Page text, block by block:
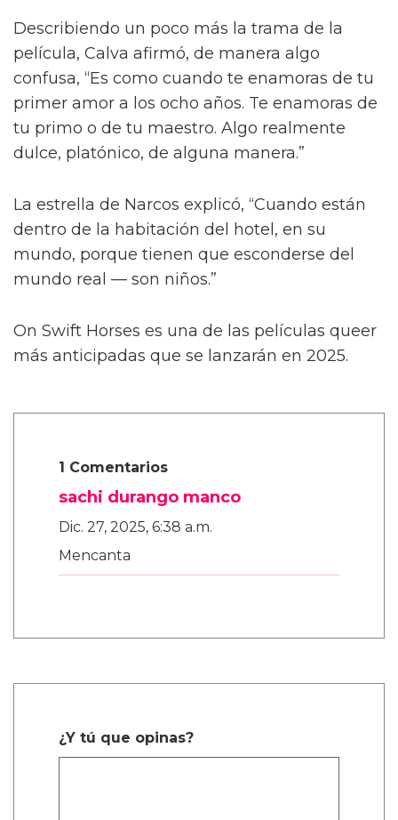
Describiendo un poco más la trama de la
película, Calva afirmó, de manera algo
confusa, “Es como cuando te enamoras de tu
primer amor a los ocho años. Te enamoras de
tu primo o de tu maestro. Algo realmente
dulce, platónico, de alguna manera.”
La estrella de Narcos explicó, “Cuando están
dentro de la habitación del hotel, en su
mundo, porque tienen que esconderse del
mundo real — son niños.”
On Swift Horses es una de las películas queer
más anticipadas que se lanzarán en 2025.
1 Comentarios
sachi durango manco
Dic. 27, 2025, 6:38 a.m.
Mencanta
¿Y tú que opinas?